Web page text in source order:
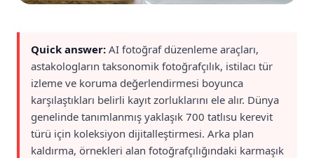
Quick answer: AI fotoğraf düzenleme araçları,
astakologların taksonomik fotoğrafçılık, istilacı tür
izleme ve koruma değerlendirmesi boyunca
karşılaştıkları belirli kayıt zorluklarını ele alır. Dünya
genelinde tanımlanmış yaklaşık 700 tatlısu kerevit
türü için koleksiyon dijitalleştirmesi. Arka plan
kaldırma, örnekleri alan fotoğrafçılığındaki karmaşık